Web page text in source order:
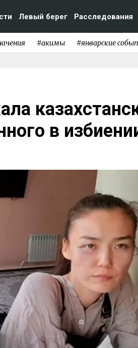
Левый берег Расследования
#акимы #январские
в